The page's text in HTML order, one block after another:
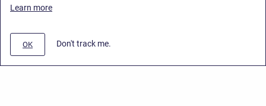
Learn more
OK Don't track me.